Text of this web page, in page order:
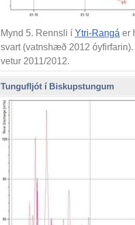
Mynd 5. Rennsli íYtri-Rangá er
svart (vatnshæð 2012
vetur 2011/2012.
Tungufljót í Biskupstungum